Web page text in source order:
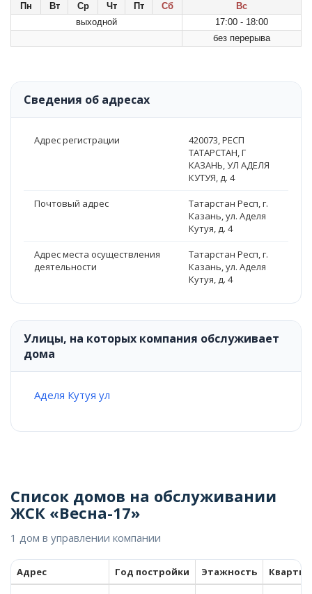
Пн Вт Ср Чт Пт Сб
Вс
выходной
17:00 - 18:00
без перерыва
Сведения об адресах
Адрес регистрации
420073, РЕСП
ТАТАРСТАН, Г
КАЗАНЬ, УЛ АДЕЛЯ
КУТУЯ, д. 4
Почтовый адрес
Татарстан Респ, г.
Казань, ул. Аделя
Кутуя, д. 4
Адрес места осуществления
деятельности
Татарстан Респ, г.
Казань, ул. Аделя
Кутуя, д. 4
Улицы, на которых компания обслуживает
дома
Аделя Кутуя ул
Список домов на обслуживании
ЖСК «Весна-17»
1 дом в управлении компании
Адрес Год постройки Этажность